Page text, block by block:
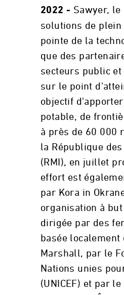
2022 - Sawyer, le
solutions de plein
pointe de la
que des
secteurs public
sur le point
objectif
potable, de
à près de 60 000
la République
(RMI), en juillet
effort est
par Kora in
organisation à
dirigée par des
basée localement
Marshall, par le
Nations unies
(UNICEF) et par